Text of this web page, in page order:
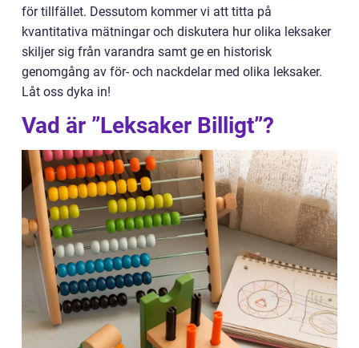
för tillfället. Dessutom kommer vi att titta på
kvantitativa mätningar och diskutera hur olika leksaker
skiljer sig från varandra samt ge en historisk
genomgång av för- och nackdelar med olika leksaker.
Låt oss dyka in!
Vad är ”Leksaker Billigt”?